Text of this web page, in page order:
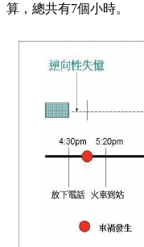
算，總共有7個小時。